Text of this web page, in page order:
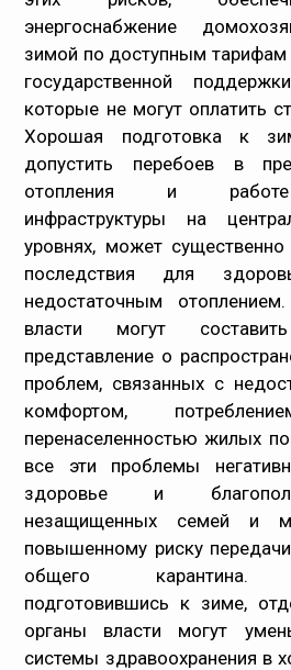
энергоснабжение
зимой по доступным тарифам
государственной
которые не могут оплатить
Хорошая подготовка к
допустить перебоев в
отопления и работе
инфраструктуры на
уровнях, может
последствия для
недостаточным
власти могут
представление о
проблем, связанных с
комфортом,
перенаселенностью жилых
все эти проблемы
здоровье и
незащищенных семей и
повышенному риску
общего карантина.
подготовившись к зиме,
органы власти могут
системы здравоохранения в